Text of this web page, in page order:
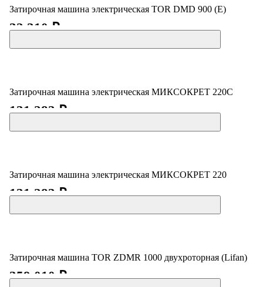
Затирочная машина электрическая TOR DMD 900 (E)
32 310 ₽
Затирочная машина электрическая МИКСОКРЕТ 220С
131 283 ₽
Затирочная машина электрическая МИКСОКРЕТ 220
131 283 ₽
Затирочная машина TOR ZDMR 1000 двухроторная (Lifan)
359 010 ₽